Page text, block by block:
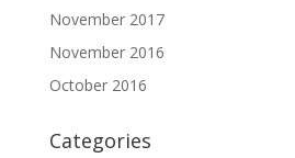
November 2017
November 2016
October 2016
Categories